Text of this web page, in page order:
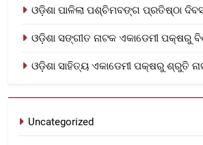
ଓଡ଼ିଶା ପାଳିଲା ପଶ୍ଚିମବଙ୍ଗ ପ୍ରତିଷ୍ଠା
ଓଡ଼ିଶା ସଙ୍ଗୀତ ନାଟକ ଏକାଡେମୀ ପକ୍ଷରୁ
ଓଡ଼ିଶା ସାହିତ୍ୟ ଏକାଡେମୀ ପକ୍ଷରୁ ଶ୍ରୁତି
Uncategorized